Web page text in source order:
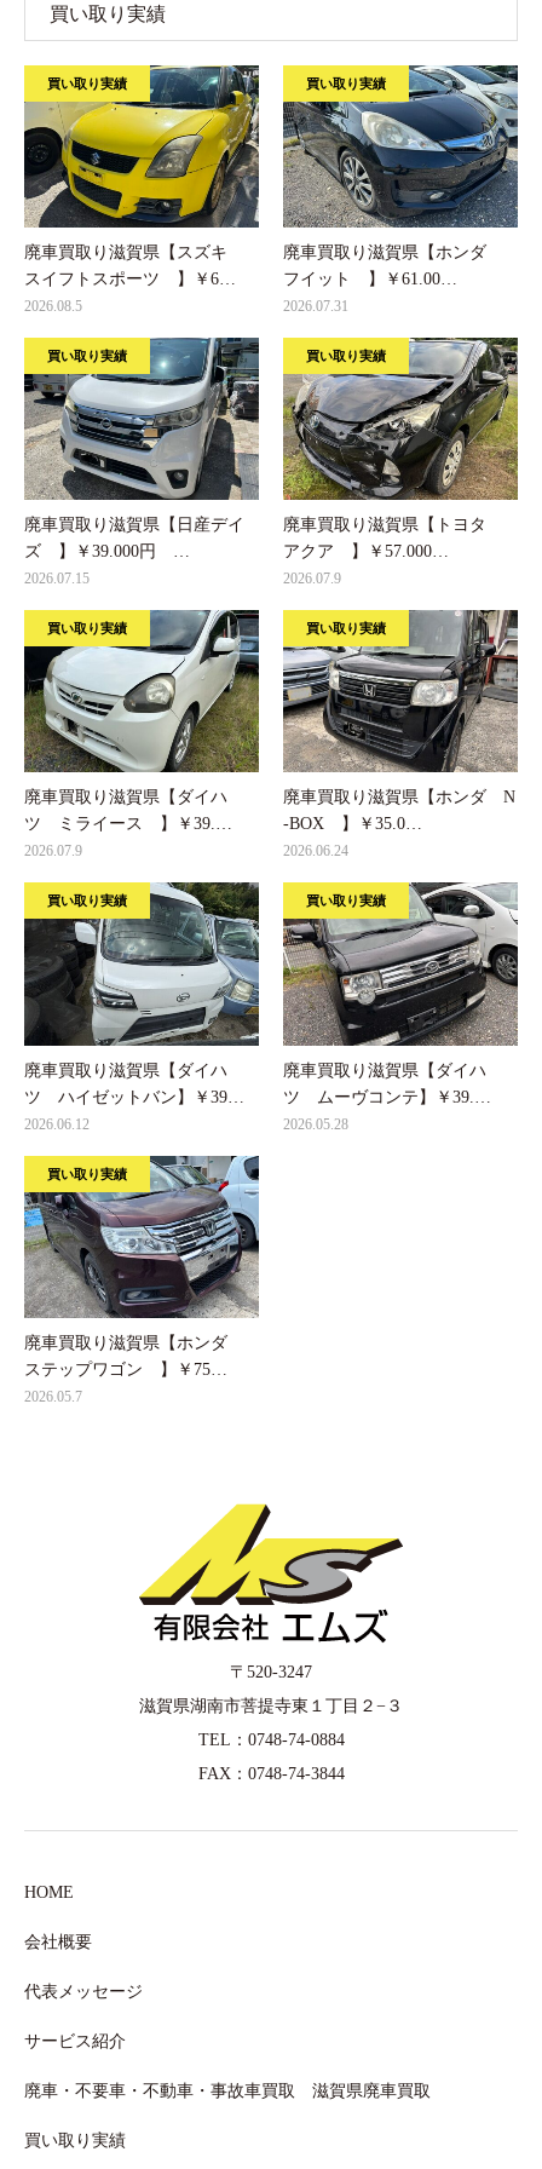
買い取り実績
買い取り実績
廃車買取り滋賀県【スズキ
スイフトスポーツ 】￥6…
2026.08.5
買い取り実績
廃車買取り滋賀県【ホンダ
フイット 】￥61.00…
2026.07.31
買い取り実績
廃車買取り滋賀県【日産デイ
ズ 】￥39.000円 …
2026.07.15
買い取り実績
廃車買取り滋賀県【トヨタ
アクア 】￥57.000…
2026.07.9
買い取り実績
廃車買取り滋賀県【ダイハ
ツ ミライース 】￥39.…
2026.07.9
買い取り実績
廃車買取り滋賀県【ホンダ N
-BOX 】￥35.0…
2026.06.24
買い取り実績
廃車買取り滋賀県【ダイハ
ツ ハイゼットバン】￥39…
2026.06.12
買い取り実績
廃車買取り滋賀県【ダイハ
ツ ムーヴコンテ】￥39.…
2026.05.28
買い取り実績
廃車買取り滋賀県【ホンダ
ステップワゴン 】￥75…
2026.05.7
〒520-3247
滋賀県湖南市菩提寺東１丁目２−３
TEL：0748-74-0884
FAX：0748-74-3844
HOME
会社概要
代表メッセージ
サービス紹介
廃車・不要車・不動車・事故車買取 滋賀県廃車買取
買い取り実績